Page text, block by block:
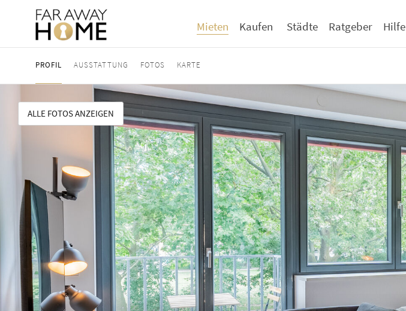
Mieten Kaufen Städte Ratgeber Hilfe
PROFIL AUSSTATTUNG FOTOS KARTE
ALLE FOTOS ANZEIGEN